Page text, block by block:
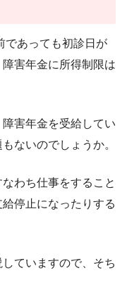
であっても初診日が
害年金に所得制限は
害年金を受給してい
ないのでしょうか。
わち仕事をすること
停止になったりする
ていますので、そち